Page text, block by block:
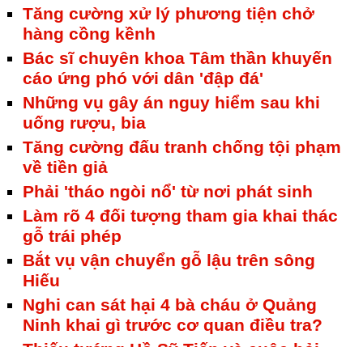
Tăng cường xử lý phương tiện chở
hàng cồng kềnh
Bác sĩ chuyên khoa Tâm thần khuyến
cáo ứng phó với dân 'đập đá'
Những vụ gây án nguy hiểm sau khi
uống rượu, bia
Tăng cường đấu tranh chống tội phạm
về tiền giả
Phải 'tháo ngòi nổ' từ nơi phát sinh
Làm rõ 4 đối tượng tham gia khai thác
gỗ trái phép
Bắt vụ vận chuyển gỗ lậu trên sông
Hiếu
Nghi can sát hại 4 bà cháu ở Quảng
Ninh khai gì trước cơ quan điều tra?